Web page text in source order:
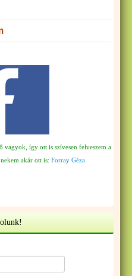
vagyok, így ott is szívesen felveszem a
akár ott is: Forray Géza